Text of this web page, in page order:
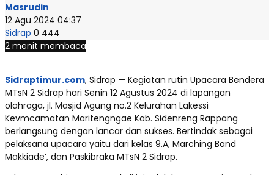
Masrudin
12 Agu 2024 04:37
Sidrap 0 444
2 menit membaca
Sidraptimur.com, Sidrap — Kegiatan rutin Upacara Bendera
MTsN 2 Sidrap hari Senin 12 Agustus 2024 di lapangan
olahraga, jl. Masjid Agung no.2 Kelurahan Lakessi
Kevmcamatan Maritengngae Kab. Sidenreng Rappang
berlangsung dengan lancar dan sukses. Bertindak sebagai
pelaksana upacara yaitu dari kelas 9.A, Marching Band
Makkiade’, dan Paskibraka MTsN 2 Sidrap.